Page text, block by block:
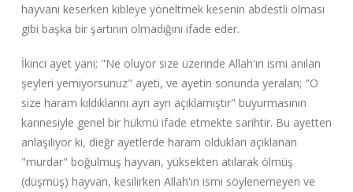
hayvanı keserken kıbleye yöneltmek kesenin abdestli olması
gibi başka bir şartının olmadığını ifade eder.
İkinci ayet yani; "Ne oluyor size üzerinde Allah'ın ismi anılan
şeyleri yemiyorsunuz" ayeti, ve ayetin sonunda yeralan; "O
size haram kıldıklarını ayrı ayrı açıklamıştır" buyurmasının
karınesiyle genel bir hükmü ifade etmekte sarihtir. Bu ayetten
anlaşılıyor ki, dieğr ayetlerde haram oldukları açıklanan
"murdar" boğulmuş hayvan, yüksekten atılarak ölmüş
(düşmüş) hayvan, kesilirken Allah'ın ismi söylenemeyen ve